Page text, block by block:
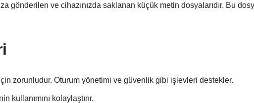
gönderilen ve cihazınızda saklanan küçük metin dosyalarıdır. Bu
zorunludur. Oturum yönetimi ve güvenlik gibi işlevleri destekler.
kullanımını kolaylaştırır.